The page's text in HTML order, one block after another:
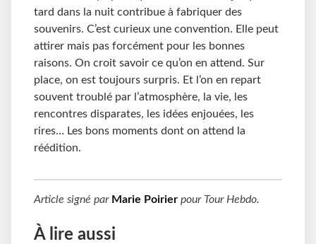
tard dans la nuit contribue à fabriquer des
souvenirs. C’est curieux une convention. Elle peut
attirer mais pas forcément pour les bonnes
raisons. On croit savoir ce qu’on en attend. Sur
place, on est toujours surpris. Et l’on en repart
souvent troublé par l’atmosphère, la vie, les
rencontres disparates, les idées enjouées, les
rires… Les bons moments dont on attend la
réédition.
Article signé par Marie Poirier pour Tour Hebdo.
À lire aussi